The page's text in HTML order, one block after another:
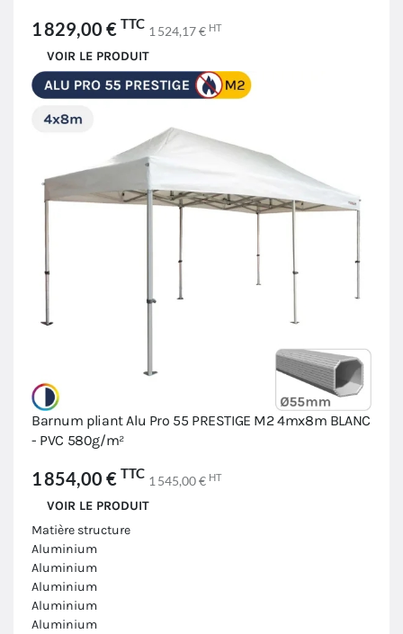
1 829,00 € TTC 1 524,17 € HT
VOIR LE PRODUIT
Barnum pliant Alu Pro 55 PRESTIGE M2 4mx8m BLANC
- PVC 580g/m²
1 854,00 € TTC 1 545,00 € HT
VOIR LE PRODUIT
Matière structure
Aluminium
Aluminium
Aluminium
Aluminium
Aluminium